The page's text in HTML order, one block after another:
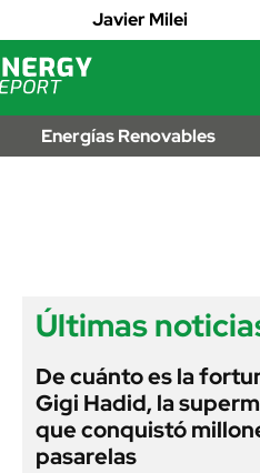
Javier Milei
Energías Renovables
Últimas
De cuánto es la
Gigi Hadid, la
que conquistó
pasarelas